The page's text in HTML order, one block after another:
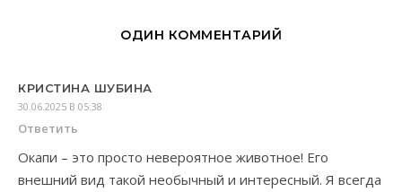
ОДИН КОММЕНТАРИЙ
КРИСТИНА ШУБИНА
30.06.2025 В 05:38
Ответить
Окапи – это просто невероятное животное! Его
внешний вид такой необычный и интересный. Я всегда